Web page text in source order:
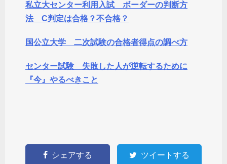
私立大センター利用入試 ボーダーの判断方
法 C判定は合格？不合格？
国公立大学 二次試験の合格者得点の調べ方
センター試験 失敗した人が逆転するために
『今』やるべきこと
シェアする ツイートする